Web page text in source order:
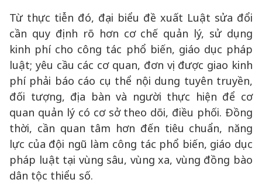
Từ thực tiễn đó, đại biểu đề xuất Luật sửa đổi
cần quy định rõ hơn cơ chế quản lý, sử dụng
kinh phí cho công tác phổ biến, giáo dục pháp
luật; yêu cầu các cơ quan, đơn vị được giao kinh
phí phải báo cáo cụ thể nội dung tuyên truyền,
đối tượng, địa bàn và người thực hiện để cơ
quan quản lý có cơ sở theo dõi, điều phối. Đồng
thời, cần quan tâm hơn đến tiêu chuẩn, năng
lực của đội ngũ làm công tác phổ biến, giáo dục
pháp luật tại vùng sâu, vùng xa, vùng đồng bào
dân tộc thiểu số.